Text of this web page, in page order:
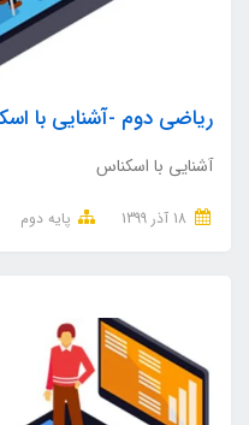
ریاضی دوم -آشنایی با
آشنایی با اسکناس
پایه دوم